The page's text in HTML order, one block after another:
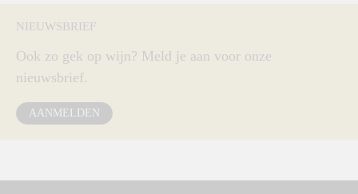
NIEUWSBRIEF
Ook zo gek op wijn? Meld je aan voor onze
nieuwsbrief.
AANMELDEN